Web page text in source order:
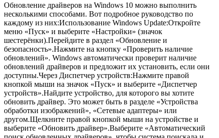
Обновление драйверов на Windows 10 можно выполнить
несколькими способами. Вот подробное руководство по
каждому из них:Использование Windows Update:Откройте
меню «Пуск» и выберите «Настройки» (значок
шестерёнки).Перейдите в раздел «Обновление и
безопасность».Нажмите на кнопку «Проверить наличие
обновлений». Windows автоматически проверит наличие
обновлений драйверов и предложит их установить, если они
доступны.Через Диспетчер устройств:Нажмите правой
кнопкой мыши на значок «Пуск» и выберите «Диспетчер
устройств».Найдите устройство, для которого вы хотите
обновить драйвер. Это может быть в разделе «Устройства
обработки изображений», «Сетевые адаптеры» или
другом.Щелкните правой кнопкой мыши на устройстве и
выберите «Обновить драйвер».Выберите «Автоматический